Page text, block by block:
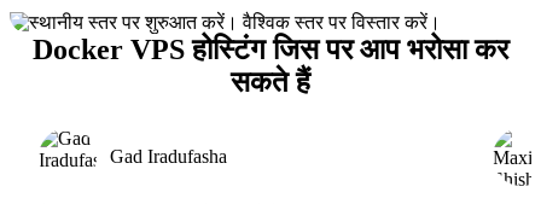
Docker VPS होस्टिंग जिस पर आप भरोसा कर
सकते हैं
Gad Iradufasha